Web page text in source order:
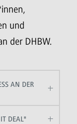
und
der DHBW.
AN DER
DEAL"